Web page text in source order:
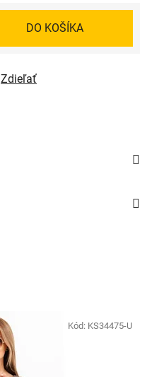
DO KOŠÍKA
Zdieľať
Kód: KS34475-U